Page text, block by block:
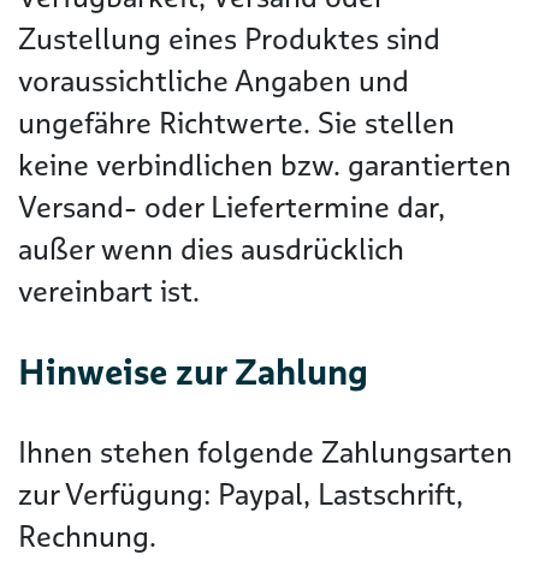
Zustellung eines Produktes sind
voraussichtliche Angaben und
ungefähre Richtwerte. Sie stellen
keine verbindlichen bzw. garantierten
Versand- oder Liefertermine dar,
außer wenn dies ausdrücklich
vereinbart ist.
Hinweise zur Zahlung
Ihnen stehen folgende Zahlungsarten
zur Verfügung: Paypal, Lastschrift,
Rechnung.